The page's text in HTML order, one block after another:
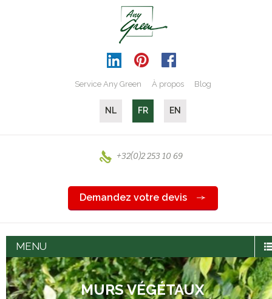
Service Any Green À propos Blog
NL FR EN
+32(0)2 253 10 69
Demandez votre devis
MENU
MURS VÉGÉTAUX